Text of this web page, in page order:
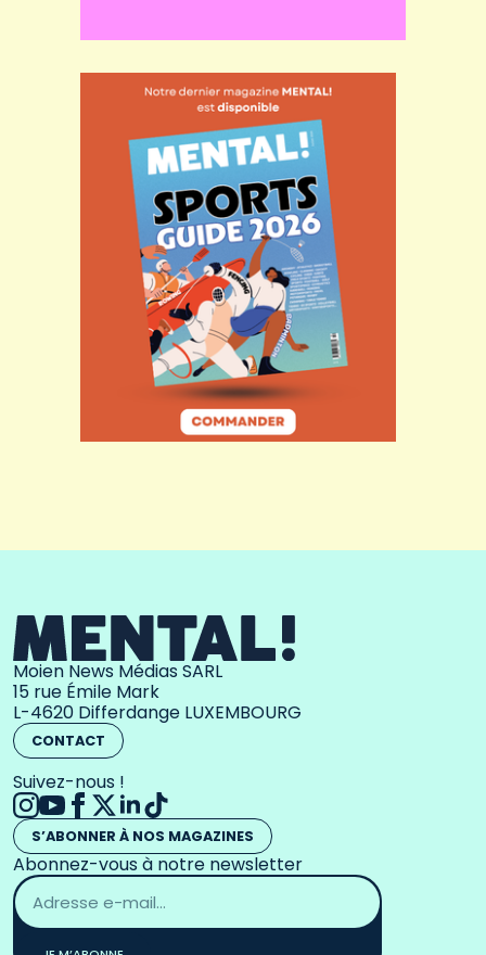
Moien News Médias SARL
15 rue Émile Mark
L-4620 Differdange LUXEMBOURG
CONTACT
Suivez-nous !
S’ABONNER À NOS MAGAZINES
Abonnez-vous à notre newsletter
Adresse
email
*